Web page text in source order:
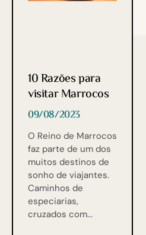
10 Razões para
visitar Marrocos
09/08/2023
O Reino de Marrocos
faz parte de um dos
muitos destinos de
sonho de viajantes.
Caminhos de
especiarias,
cruzados com